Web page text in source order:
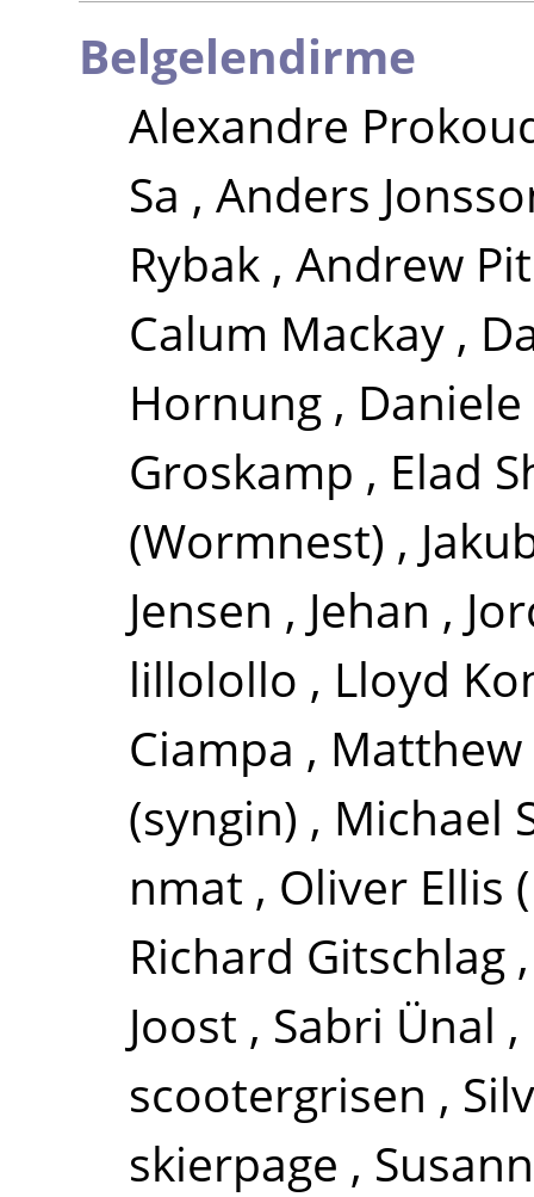
Belgelendirme
Alexandre
Sa , Anders
Rybak , Andrew
Calum Mackay ,
Hornung ,
Groskamp , Elad
(Wormnest) ,
Jensen , Jehan ,
lillolollo , Lloyd
Ciampa , Matthew
(syngin) , Michael
nmat , Oliver Ellis
Richard Gitschlag
Joost , Sabri Ünal ,
scootergrisen ,
skierpage ,